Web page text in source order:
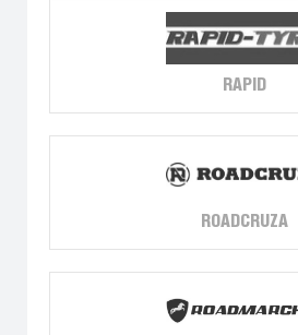
RAPID
ROADCRUZA